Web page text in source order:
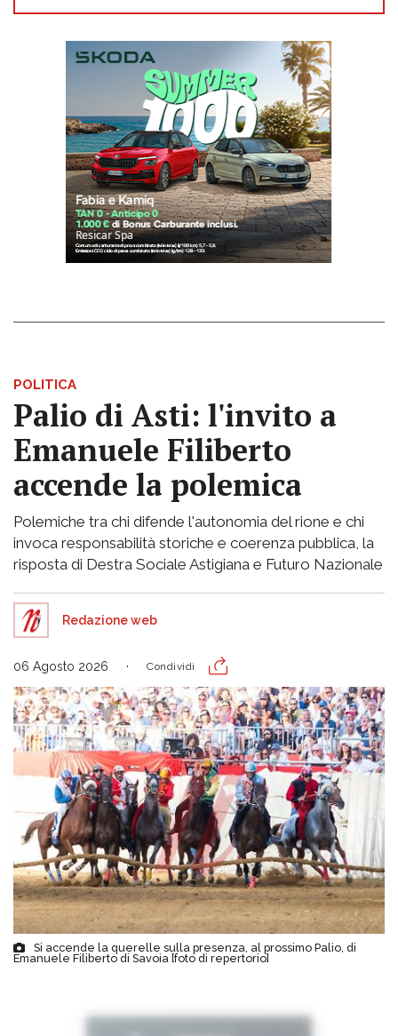
POLITICA
Palio di Asti: l'invito a
Emanuele Filiberto
accende la polemica
Polemiche tra chi difende l'autonomia del rione e chi
invoca responsabilità storiche e coerenza pubblica, la
risposta di Destra Sociale Astigiana e Futuro Nazionale
Redazione web
06 Agosto 2026 Condividi
Si accende la querelle sulla presenza, al prossimo Palio, di
Emanuele Filiberto di Savoia [foto di repertorio]